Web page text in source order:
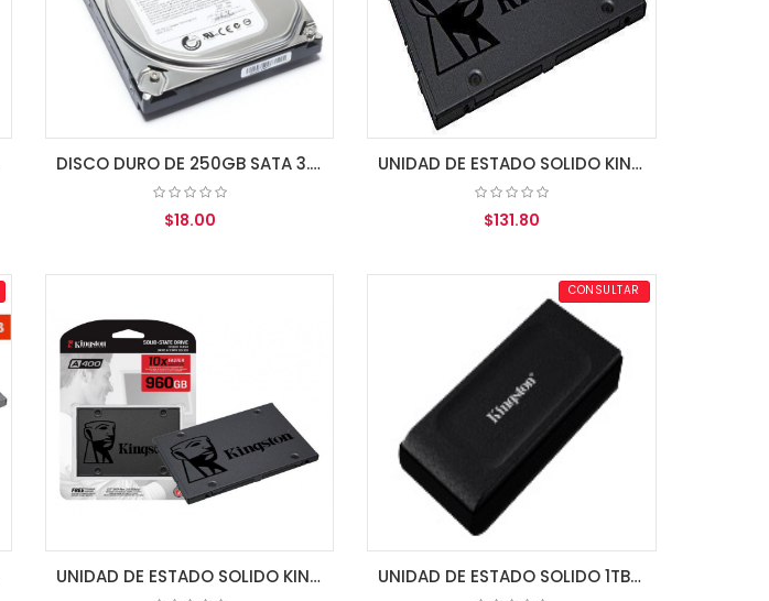
DISCO DURO DE 250GB SATA 3.5" REFURBISH
$18.00
UNIDAD DE ESTADO SOLIDO KINGSTON 240GB A400 SATA3 2.5 SSD 7MM HEIGHT
$131.80
AGREGAR AL CARRITO
UNIDAD DE ESTADO SOLIDO KINGSTON 960GB A400 SATA3 2.5 SSD 7MM HEIGHT
CONSULTAR
UNIDAD DE ESTADO SOLIDO 1TB KINGSTON EXTERNO USB XS1000